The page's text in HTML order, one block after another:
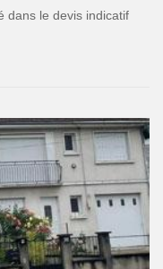
dans le devis indicatif